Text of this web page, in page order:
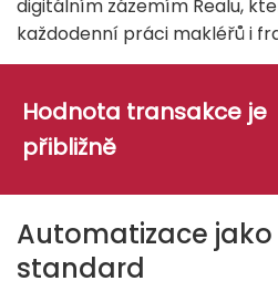
digitálním zázemím Realu,
každodenní práci makléřů i
Hodnota transakce je
přibližně
Automatizace
standard